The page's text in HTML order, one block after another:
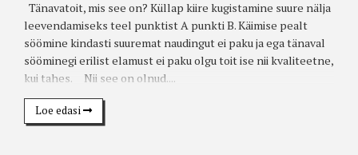
Tänavatoit, mis see on? Küllap kiire kugistamine suure nälja
leevendamiseks teel punktist A punkti B. Käimise pealt
söömine kindasti suuremat naudingut ei paku ja ega tänaval
sööminegi erilist elamust ei paku olgu toit ise nii kvaliteetne,
kui tahes. Nii see on olnud....
Loe edasi